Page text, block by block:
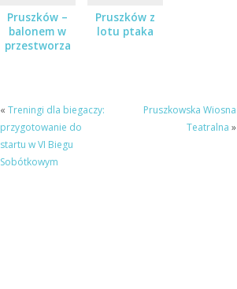
Pruszków –
balonem w
przestworza
Pruszków z
lotu ptaka
« Treningi dla biegaczy:
przygotowanie do
startu w VI Biegu
Sobótkowym
Pruszkowska Wiosna
Teatralna »